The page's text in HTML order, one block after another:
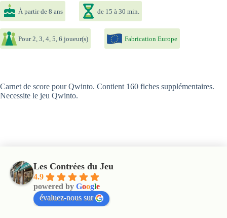
À partir de 8 ans de 15 à 30 min.
Pour 2, 3, 4, 5, 6 joueur(s) Fabrication Europe
Carnet de score pour Qwinto. Contient 160 fiches supplémentaires.
Necessite le jeu Qwinto.
Les Contrées du Jeu
4.9
powered by Google
évaluez-nous sur